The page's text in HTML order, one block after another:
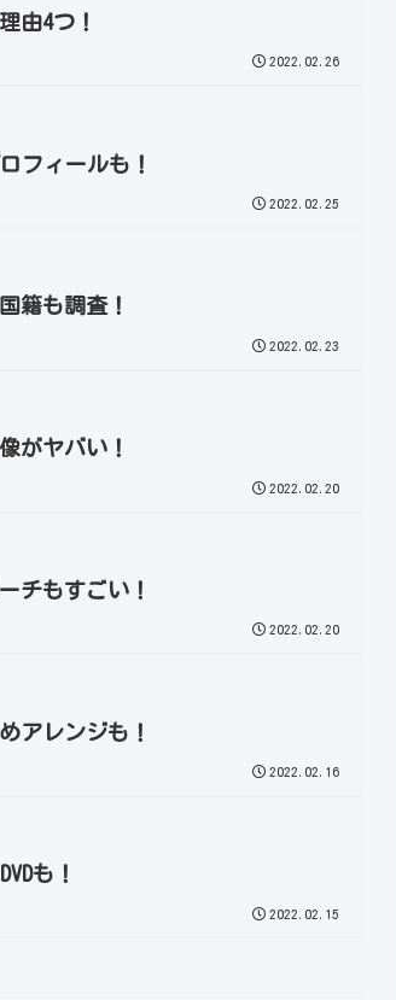
由4つ！
2022.02.26
フィールも！
2022.02.25
籍も調査！
2022.02.23
がヤバい！
2022.02.20
チもすごい！
2022.02.20
アレンジも！
2022.02.16
も！
2022.02.15